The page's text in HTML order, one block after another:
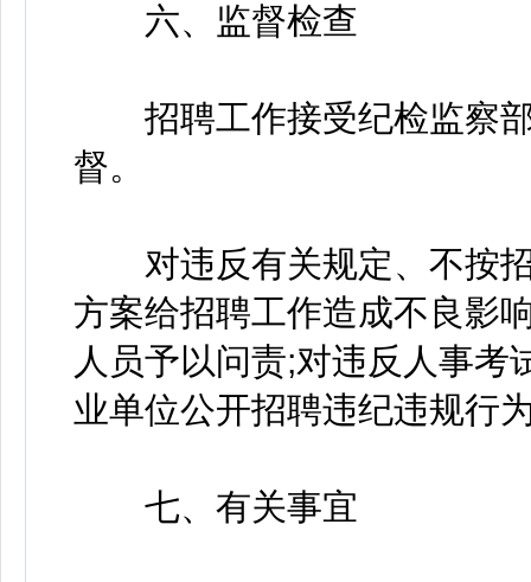
六、监督检查
招聘工作接受纪检监察部
督。
对违反有关规定、不按招
方案给招聘工作造成不良影
人员予以问责;对违反人事
业单位公开招聘违纪违规行
七、有关事宜